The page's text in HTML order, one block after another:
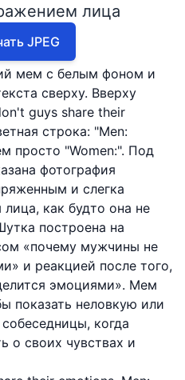
лица
JPEG
мем с белым фоном и
сверху. Вверху
guys share their
строка: "Men:
просто "Women:". Под
фотография
и слегка
как будто она не
построена на
«почему мужчины не
и реакцией после того,
эмоциями». Мем
показать неловкую или
когда
о своих чувствах и